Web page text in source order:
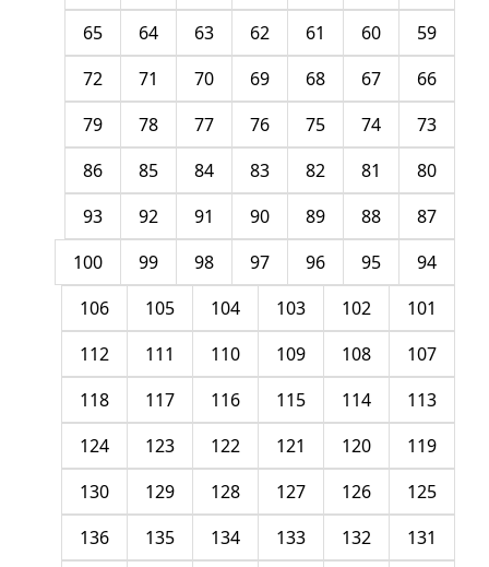
59
60
61
62
63
64
65
66
67
68
69
70
71
72
73
74
75
76
77
78
79
80
81
82
83
84
85
86
87
88
89
90
91
92
93
94
95
96
97
98
99
100
101
102
103
104
105
106
107
108
109
110
111
112
113
114
115
116
117
118
119
120
121
122
123
124
125
126
127
128
129
130
131
132
133
134
135
136